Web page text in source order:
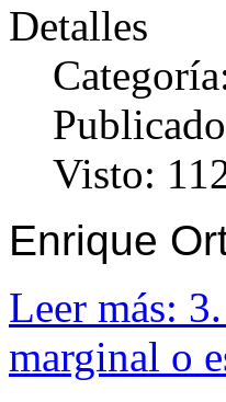
Detalles
Visto:
Enrique
Leer más:
marginal o